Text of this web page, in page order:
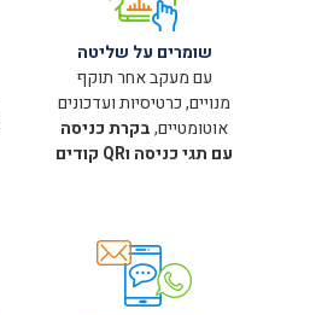
שומרים על שליטה
עם מעקב אחר תוקף
מנויים, כרטיסיות ועדכונים
אוטומטיים,בקרת כניסה
עם תגי כניסה וQR קודים